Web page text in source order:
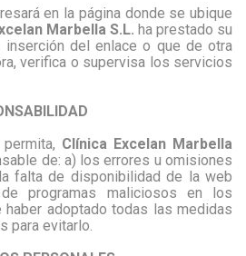
en la página donde se ubique
Marbella S.L. ha prestado su
inserción del enlace o que de otra
verifica o supervisa los servicios
Clínica Excelan Marbella
de: a) los errores u omisiones
la falta de disponibilidad de la web
programas maliciosos en los
adoptado todas las medidas
para evitarlo.